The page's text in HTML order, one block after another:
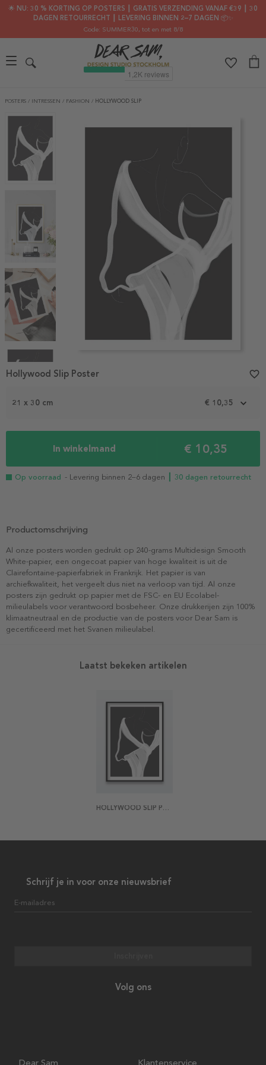
🌟 NU: 30 % KORTING OP POSTERS ┃ GRATIS VERZENDING VANAF €39 ┃ 30
DAGEN RETOURRECHT ┃ LEVERING BINNEN 2–7 DAGEN 📦✨
Code: SUMMER30, tot en met 8/8
POSTERS / INTRESSEN / FASHION / HOLLYWOOD SLIP
1
21 x 30 cm € 10,35
In winkelmand € 10,35
Op voorraad - Levering binnen 2–6 dagen ┃ 30 dagen retourrecht
Hollywood Slip Poster favorite_border
Productomschrijving
Al onze posters worden gedrukt op 240-grams Multidesign Smooth
White-papier, een ongecoat papier van hoge kwaliteit is uit de
Clairefontaine-papierfabriek in Frankrijk. Het papier is van
archiefkwaliteit, het vergeelt dus niet na verloop van tijd. Al onze
posters zijn gedrukt op papier met de FSC- en EU Ecolabel-
milieulabels voor verantwoord bosbeheer. Onze drukkerijen zijn 100%
klimaatneutraal en de productie van de posters voor Dear Sam is
gecertificeerd met het Svanen milieulabel.
Laatst bekeken artikelen
HOLLYWOOD SLIP POSTER
Schrijf je in voor onze nieuwsbrief
E-mailadres
Volg ons
Dear Sam Klantenservice